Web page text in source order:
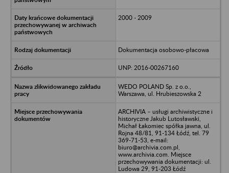
2000 - 2009
Dokumentacja osobowo-płacowa
UNP: 2016-00267160
WEDO POLAND Sp. z o.o.,
Warszawa, ul. Hrubieszowska 2
ARCHIVIA – usługi archiwistyczne i
historyczne Jakub Lutosławski,
Michał Łakomiec spółka jawna, ul.
Rojna 48/81, 91-134 Łódź, tel. 79
369-71-53, e-mail:
biuro@archivia.com.pl,
www.archivia.com. Miejsce
przechowywania dokumentacji: ul.
Ludowa 29, 91-203 Łódź